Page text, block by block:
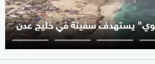
يستهدف سفينة في خليج عدن